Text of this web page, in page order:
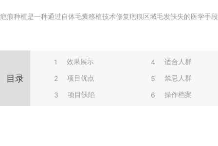
疤痕种植是一种通过自体毛囊移植技术修复疤痕区域毛发缺失的医学手
目录
1 效果展示
2 项目优点
3 项目缺陷
4 适合人群
5 禁忌人群
6 操作档案